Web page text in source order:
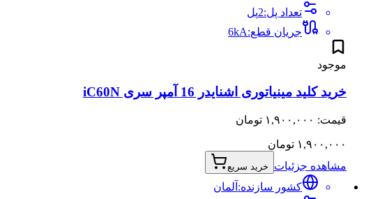
تعداد پل:
2پل
جریان قطع:
6kA
موجود
خرید کلید مینیاتوری اشنایدر 16 آمپر سری iC60N
قیمت: ۱,۹۰۰,۰۰۰ تومان
۱,۹۰۰,۰۰۰ تومان
مشاهده جزئیات
خرید سریع
کشور سازنده: آلمان